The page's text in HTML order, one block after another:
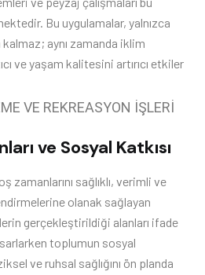
Bu uygulamalar, yalnızca
aynı zamanda iklim
ve yaşam kalitesini artırıcı etkiler
ve Sosyal Katkısı
zamanlarını sağlıklı, verimli ve
olanak sağlayan
gerçekleştirildiği alanları ifade
toplumun sosyal
ve ruhsal sağlığını ön planda